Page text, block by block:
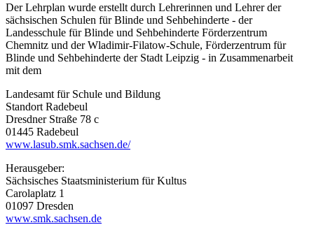
Der Lehrplan wurde erstellt durch Lehrerinnen und Lehrer der
sächsischen Schulen für Blinde und Sehbehinderte - der
Landesschule für Blinde und Sehbehinderte Förderzentrum
Chemnitz und der Wladimir-Filatow-Schule, Förderzentrum für
Blinde und Sehbehinderte der Stadt Leipzig - in Zusammenarbeit
mit dem
Landesamt für Schule und Bildung
Standort Radebeul
Dresdner Straße 78 c
01445 Radebeul
www.lasub.smk.sachsen.de/
Herausgeber:
Sächsisches Staatsministerium für Kultus
Carolaplatz 1
01097 Dresden
www.smk.sachsen.de